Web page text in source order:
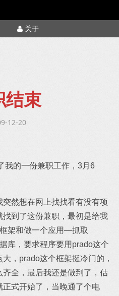
关于
结束
12-20
我的一份兼职工作，3月6
然想在网上找找看有没有项
到了这份兼职，最初是给我
架和做一个应用—抓取
库，要求程序要用prado这个
，prado这个框架挺冷门的，
全，最后我还是做到了，估
式开始了，当晚通了个电